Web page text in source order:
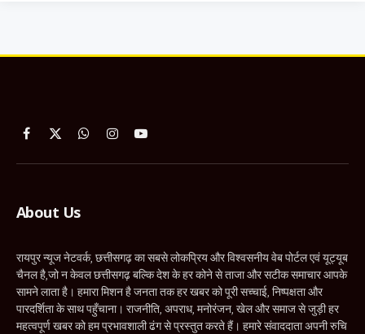
Facebook
X
WhatsApp
InstagramYouTube
About Us
रायपुर न्यूज नेटवर्क, छत्तीसगढ़ का सबसे लोकप्रिय और विश्वसनीय वेब पोर्टल एवं यूट्यूब
चैनल है,जो न केवल छत्तीसगढ़ बल्कि देश के हर कोने से ताजा और सटीक समाचार आपके
सामने लाता है। हमारा मिशन है जनता तक हर खबर को पूरी सच्चाई, निष्पक्षता और
पारदर्शिता के साथ पहुँचाना। राजनीति, अपराध, मनोरंजन, खेल और समाज से जुड़ी हर
महत्वपूर्ण खबर को हम प्रभावशाली ढंग से प्रस्तुत करते हैं। हमारे संवाददाता अपनी रुचि